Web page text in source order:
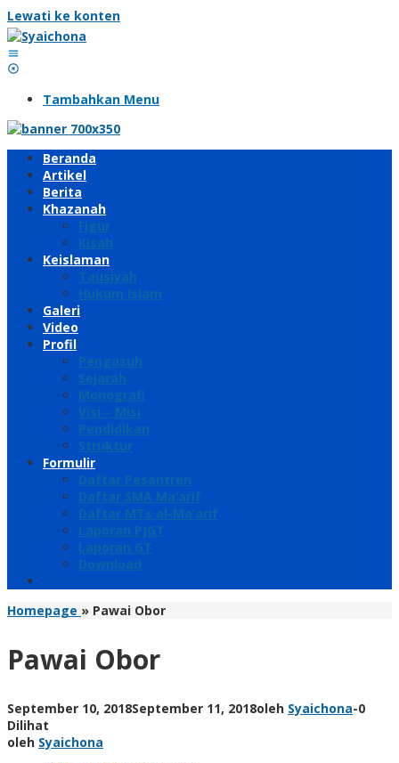
Lewati ke konten
Tambahkan Menu
Beranda
Artikel
Berita
Khazanah
Figur
Kisah
Keislaman
Tausiyah
Hukum Islam
Galeri
Video
Profil
Pengasuh
Sejarah
Monografi
Visi – Misi
Pendidikan
Struktur
Formulir
Daftar Pesantren
Daftar SMA Ma’arif
Daftar MTs al-Ma’arif
Laporan PJGT
Laporan GT
Download
Homepage » Pawai Obor
Pawai Obor
September 10, 2018September 11, 2018oleh Syaichona-0
Dilihat
oleh Syaichona